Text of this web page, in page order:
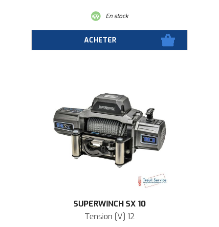
En stock
SUPERWINCH SX 10
Tension [V] 12